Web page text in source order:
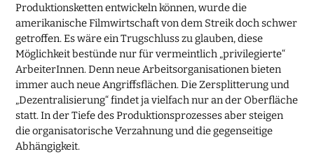
Produktionsketten entwickeln können, wurde die
amerikanische Filmwirtschaft von dem Streik doch schwer
getroffen. Es wäre ein Trugschluss zu glauben, diese
Möglichkeit bestünde nur für vermeintlich „privilegierte“
ArbeiterInnen. Denn neue Arbeitsorganisationen bieten
immer auch neue Angriffsflächen. Die Zersplitterung und
„Dezentralisierung“ findet ja vielfach nur an der Oberfläche
statt. In der Tiefe des Produktionsprozesses aber steigen
die organisatorische Verzahnung und die gegenseitige
Abhängigkeit.